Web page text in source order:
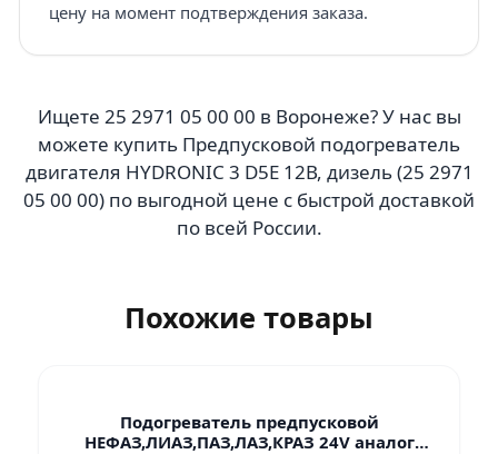
цену на момент подтверждения заказа.
Ищете 25 2971 05 00 00 в Воронеже? У нас вы
можете купить Предпусковой подогреватель
двигателя HYDRONIC 3 D5E 12В, дизель (25 2971
05 00 00) по выгодной цене с быстрой доставкой
по всей России.
Похожие товары
Подогреватель предпусковой
НЕФАЗ,ЛИАЗ,ПАЗ,ЛАЗ,КРАЗ 24V аналог